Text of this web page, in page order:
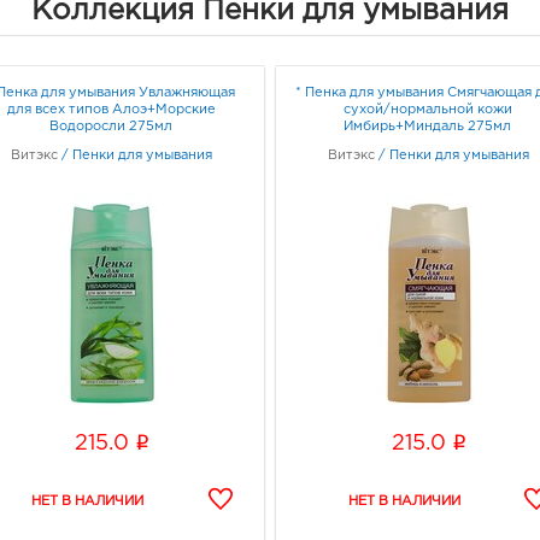
Коллекция Пенки для умывания
для умывания Увлажняющая
для всех типов Алоэ+Морские
Водоросли 275мл
Витэкс / Пенки для умывания
215.0 i
* Пенка для умывания Смягчающая
сухой/нормальной кожи
Имбирь+Миндаль 275мл
Витэкс / Пенки для умывания
215.0 i